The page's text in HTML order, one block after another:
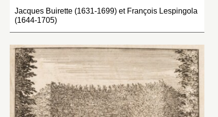
Jacques Buirette (1631-1699) et François Lespingola
(1644-1705)